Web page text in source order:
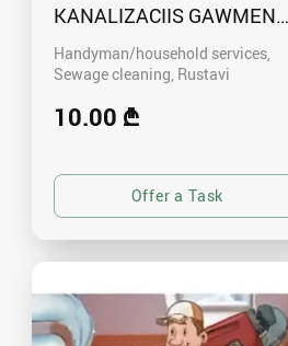
KANALIZACIIS
Handyman/household services,
Sewage cleaning Rustavi
10.00 ₾